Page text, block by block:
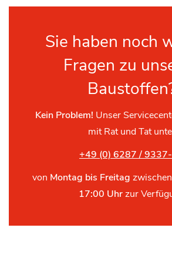
Sie haben noch
Fragen zu
Kein Problem! Unser
mit Rat und Tat
+49 (0) 6287 /
von Montag bis Freitag zwischen
17:00 Uhrzur